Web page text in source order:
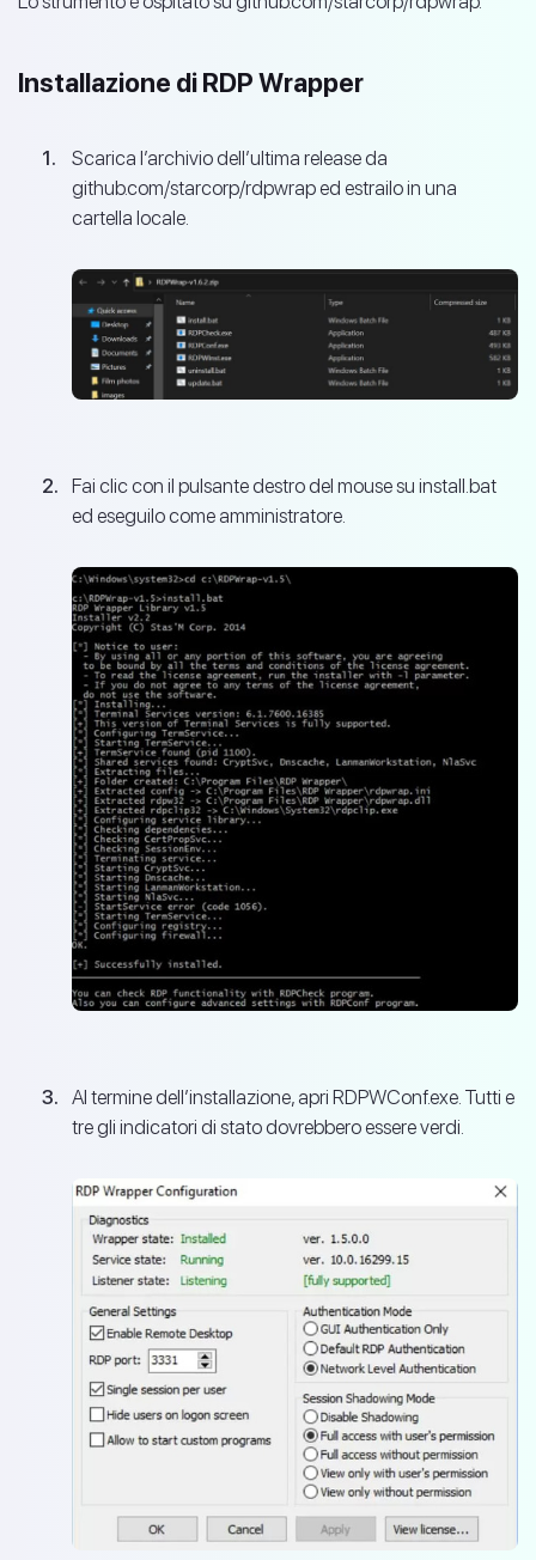
Installazione di RDP Wrapper
Scarica l’archivio dell’ultima release da
github.com/starcorp/rdpwrap ed estrailo in una
cartella locale.
Fai clic con il pulsante destro del mouse su install.bat
ed eseguilo come amministratore.
Al termine dell’installazione, apri RDPWConf.exe. Tutti e
tre gli indicatori di stato dovrebbero essere verdi.